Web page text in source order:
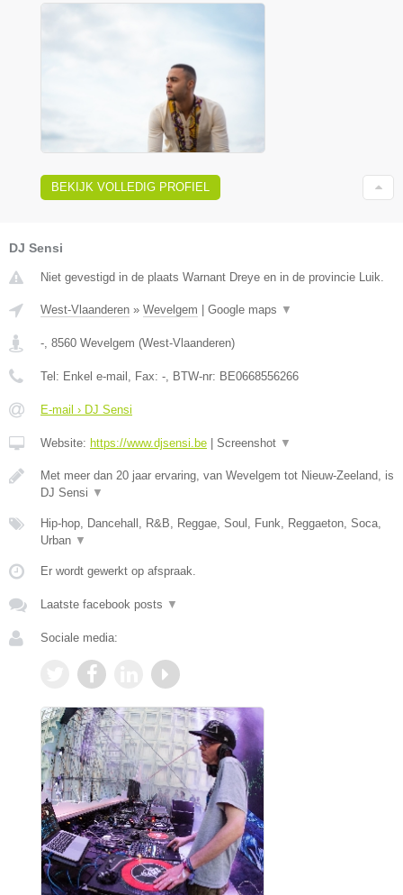
BEKIJK VOLLEDIG PROFIEL
DJ Sensi
Niet gevestigd in de plaats Warnant Dreye en in de provincie Luik.
West-Vlaanderen » Wevelgem Google maps ▼
-, 8560 Wevelgem (West-Vlaanderen)
Tel: Enkel e-mail , Fax: -, BTW-nr: BE0668556266
E-mail › DJ Sensi
Website: https://www.djsensi.be Screenshot ▼
Met meer dan 20 jaar ervaring, van Wevelgem tot Nieuw-Zeeland, is
DJ Sensi ▼
Hip-hop, Dancehall, R&B, Reggae, Soul, Funk, Reggaeton, Soca,
Urban ▼
Er wordt gewerkt op afspraak.
Laatste facebook posts ▼
Sociale media: